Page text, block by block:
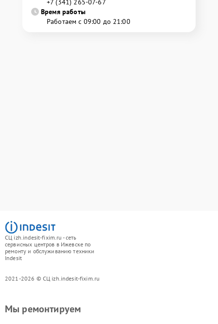
+7 (341) 265-07-67
Время работы
Работаем с 09:00 до 21:00
СЦ izh.indesit-fixim.ru - сеть
сервисных центров в Ижевске по
ремонту и обслуживанию техники
Indesit
2021-2026 © СЦ izh.indesit-fixim.ru
Мы ремонтируем